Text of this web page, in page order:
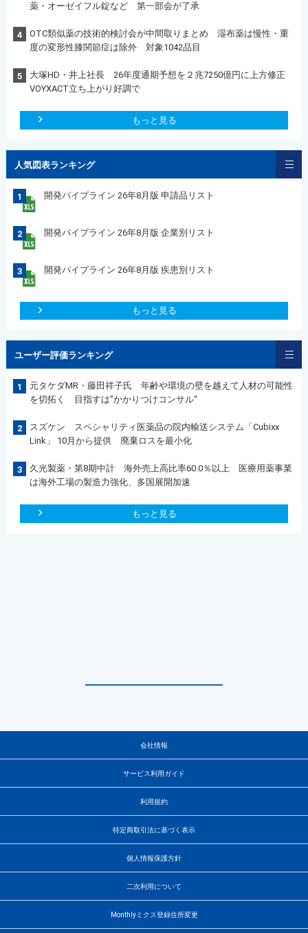
薬・オーゼイフル錠など 第一部会が了承
4
OTC類似薬の技術的検討会が中間取りまとめ 湿布薬は慢性・重
度の変形性膝関節症は除外 対象1042品目
5
大塚HD・井上社長 26年度通期予想を２兆7250億円に上方修正
VOYXACT立ち上がり好調で
もっと見る
人気図表ランキング
1 開発パイプライン 26年8月版 申請品リスト
2 開発パイプライン 26年8月版 企業別リスト
3 開発パイプライン 26年8月版 疾患別リスト
もっと見る
ユーザー評価ランキング
1
元タケダMR・藤田祥子氏 年齢や環境の壁を越えて人材の可能性
を切拓く 目指すは”かかりつけコンサル“
2
スズケン スペシャリティ医薬品の院内輸送システム「Cubixx
Link」 10月から提供 廃棄ロスを最小化
3
久光製薬・第8期中計 海外売上高比率60.0％以上 医療用薬事業
は海外工場の製造力強化、多国展開加速
もっと見る
会社情報
サービス利用ガイド
利用規約
特定商取引法に基づく表示
個人情報保護方針
二次利用について
Monthlyミクス登録住所変更